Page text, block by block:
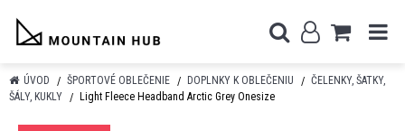
ÚVOD ŠPORTOVÉ OBLEČENIE DOPLNKY K OBLEČENIU
ČELENKY, ŠATKY,
ŠÁLY, KUKLY
Light Fleece Headband Arctic Grey Onesize